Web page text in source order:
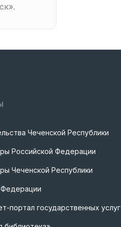
Чеченской Республики
Российской Федерации
Чеченской Республики
Федерации
портал государственных услуг